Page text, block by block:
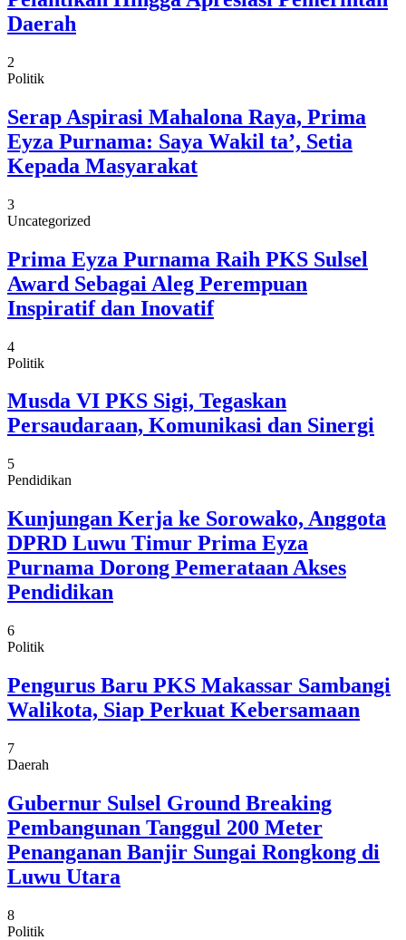
Daerah
2
Politik
Serap Aspirasi Mahalona Raya, Prima
Eyza Purnama: Saya Wakil ta’, Setia
Kepada Masyarakat
3
Uncategorized
Prima Eyza Purnama Raih PKS Sulsel
Award Sebagai Aleg Perempuan
Inspiratif dan Inovatif
4
Politik
Musda VI PKS Sigi, Tegaskan
Persaudaraan, Komunikasi dan Sinergi
5
Pendidikan
Kunjungan Kerja ke Sorowako, Anggota
DPRD Luwu Timur Prima Eyza
Purnama Dorong Pemerataan Akses
Pendidikan
6
Politik
Pengurus Baru PKS Makassar Sambangi
Walikota, Siap Perkuat Kebersamaan
7
Daerah
Gubernur Sulsel Ground Breaking
Pembangunan Tanggul 200 Meter
Penanganan Banjir Sungai Rongkong di
Luwu Utara
8
Politik